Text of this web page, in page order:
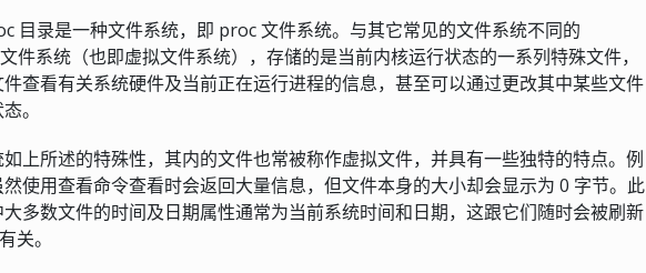
目录是一种文件系统，即 proc 文件系统。与其它常见的文件系统不同的
件系统（也即虚拟文件系统），存储的是当前内核运行状态的一系列特殊文件，
查看有关系统硬件及当前正在运行进程的信息，甚至可以通过更改其中某些文件
。
上所述的特殊性，其内的文件也常被称作虚拟文件，并具有一些独特的特点。例
使用查看命令查看时会返回大量信息，但文件本身的大小却会显示为 0 字节。此
多数文件的时间及日期属性通常为当前系统时间和日期，这跟它们随时会被刷新
关。